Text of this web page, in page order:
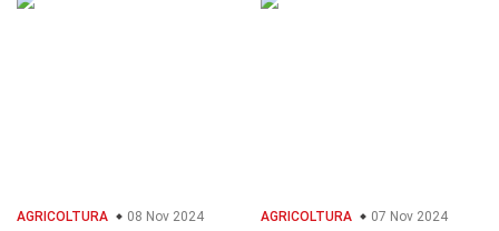
AGRICOLTURA 08 Nov 2024 AGRICOLTURA 07 Nov 2024